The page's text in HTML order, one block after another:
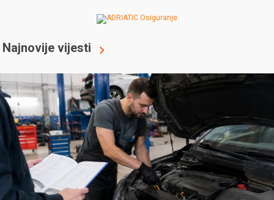
Najnovije vijesti